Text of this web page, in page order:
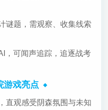
谜题，需观察、收集线索
，可闻声追踪，追逐战考
戏亮点
直观感受阴森氛围与未知